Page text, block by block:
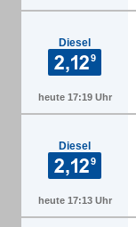
Diesel
heute 17:19 Uhr
Diesel
heute 17:13 Uhr